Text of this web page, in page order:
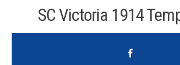
content
SC Victoria 1914